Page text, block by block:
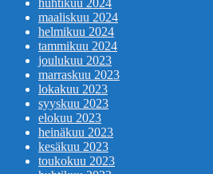
huhtikuu 2024
maaliskuu 2024
helmikuu 2024
tammikuu 2024
joulukuu 2023
marraskuu 2023
lokakuu 2023
syyskuu 2023
elokuu 2023
heinäkuu 2023
kesäkuu 2023
toukokuu 2023